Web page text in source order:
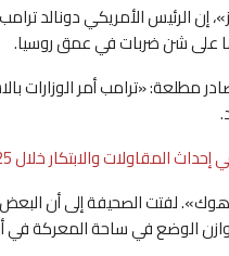
إن الرئيس الأمريكي دونالد
على شن ضربات في عمق روسيا.
«ترامب أمر الوزارات
المقاولات والابتكار خلال 2025
لفتت الصحيفة إلى أن البعض
الوضع في ساحة المعركة في